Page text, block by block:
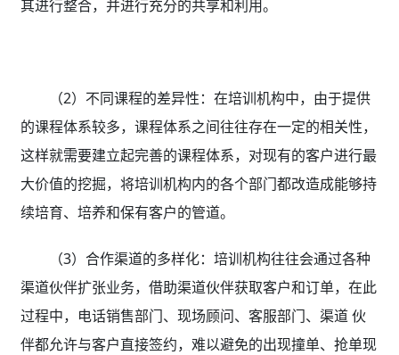
其进行整合，并进行充分的共享和利用。
（2）不同课程的差异性：在培训机构中，由于提供
的课程体系较多，课程体系之间往往存在一定的相关性，
这样就需要建立起完善的课程体系，对现有的客户进行最
大价值的挖掘，将培训机构内的各个部门都改造成能够持
续培育、培养和保有客户的管道。
（3）合作渠道的多样化：培训机构往往会通过各种
渠道伙伴扩张业务，借助渠道伙伴获取客户和订单，在此
过程中，电话销售部门、现场顾问、客服部门、渠道 伙
伴都允许与客户直接签约，难以避免的出现撞单、抢单现